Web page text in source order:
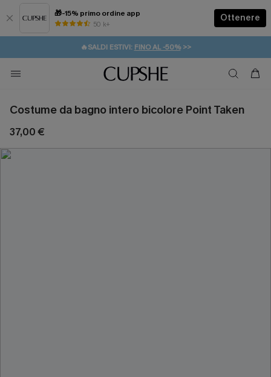
🎁-15% primo ordine app
50 k+
Ottenere
⚡️-15% SUGLI ESSENZIALI DA VACANZA | ACQUISTA
🔥SALDI ESTIVI: FINO AL -50%>>
🚚SPEDIZIONE GRATUITA DA 49€
💌REGALO PER I NUOVI: 20% DI SCONTO*
Costume da bagno intero bicolore Point Taken
37,00 €